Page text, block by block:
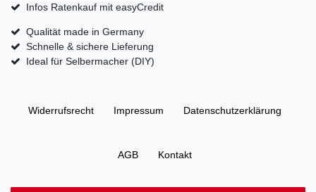
Infos Ratenkauf mit easyCredit
Qualität made in Germany
Schnelle & sichere Lieferung
Ideal für Selbermacher (DIY)
Widerrufs­recht Impressum Daten­schutz­erklärung
AGB Kontakt